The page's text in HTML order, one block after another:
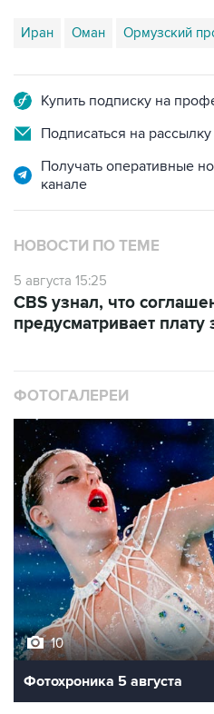
Подписаться на рассылку
Получать оперативные
НОВОСТИ ПО ТЕМЕ
5 августа 15:25
предусматривает плату
10
Фотохроника 5 августа